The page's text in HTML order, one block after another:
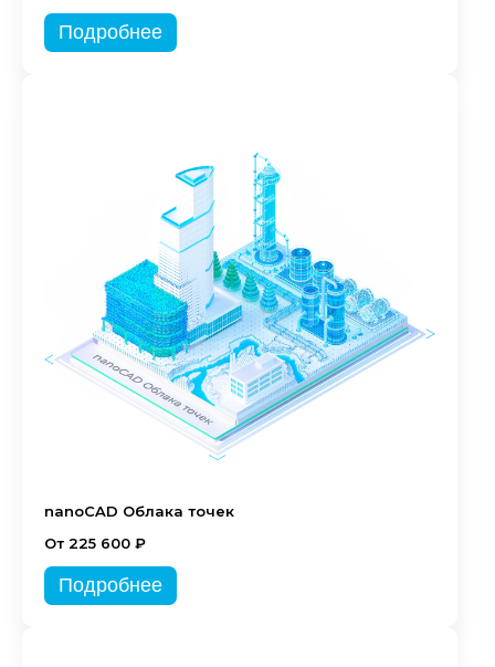
Подробнее
nanoCAD Облака точек
От 225 600 ₽
Подробнее